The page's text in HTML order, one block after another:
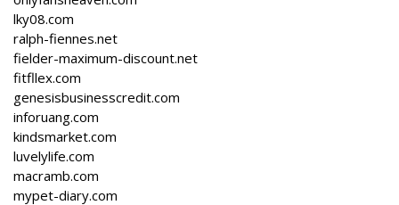
lky08.com
ralph-fiennes.net
fielder-maximum-discount.net
fitfllex.com
genesisbusinesscredit.com
inforuang.com
kindsmarket.com
luvelylife.com
macramb.com
mypet-diary.com